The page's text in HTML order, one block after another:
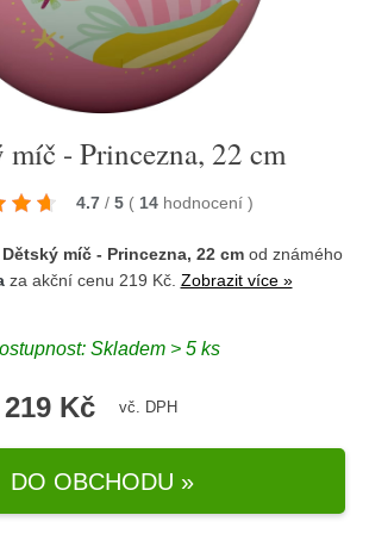
míč - Princezna, 22 cm
4.7 / 5 ( 14 hodnocení )
Dětský míč - Princezna, 22 cmod známého
za akční cenu 219 Kč. Zobrazit více »
Skladem > 5 ks
219 Kč vč. DPH
DO OBCHODU »